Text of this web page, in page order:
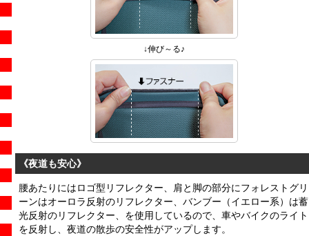
↓伸び～る♪
《夜道も安心》
腰あたりにはロゴ型リフレクター、肩と脚の部分にフォレストグリ
ーンはオーロラ反射のリフレクター、バンブー（イエロー系）は蓄
光反射のリフレクター、を使用しているので、車やバイクのライト
を反射し、夜道の散歩の安全性がアップします。